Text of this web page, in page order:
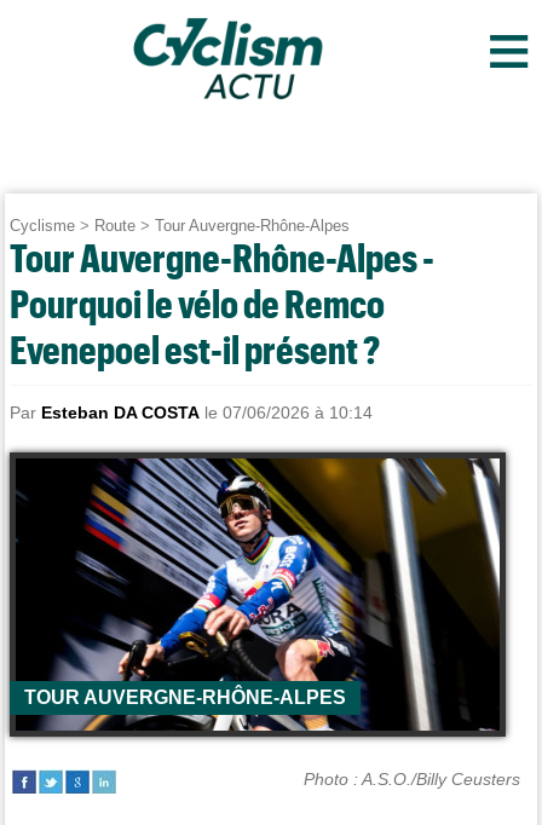
≡
Cyclisme > Route >Tour Auvergne-Rhône-Alpes
Tour Auvergne-Rhône-Alpes -
Pourquoi le vélo de Remco
Evenepoel est-il présent ?
Par Esteban DA COSTA le 07/06/2026 à 10:14
TOUR AUVERGNE-RHÔNE-ALPES
Photo : A.S.O./Billy Ceusters